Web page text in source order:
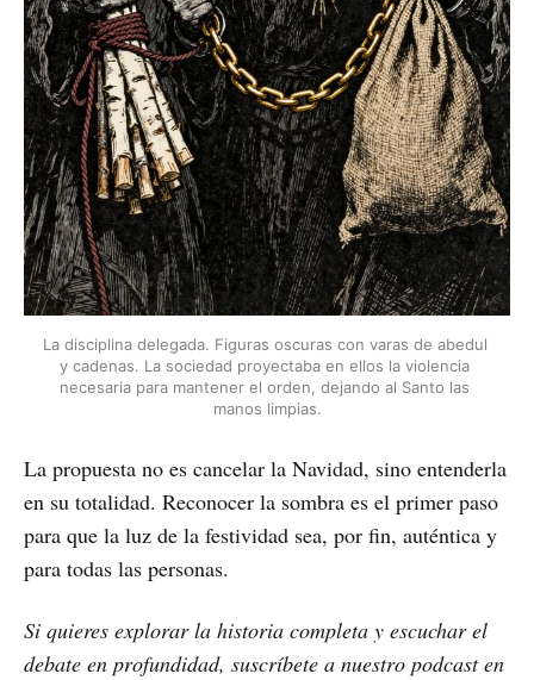
La disciplina delegada. Figuras oscuras con varas de abedul
y cadenas. La sociedad proyectaba en ellos la violencia
necesaria para mantener el orden, dejando al Santo las
manos limpias.
La propuesta no es cancelar la Navidad, sino entenderla
en su totalidad. Reconocer la sombra es el primer paso
para que la luz de la festividad sea, por fin, auténtica y
para todas las personas.
Si quieres explorar la historia completa y escuchar el
debate en profundidad, suscríbete a nuestro podcast en